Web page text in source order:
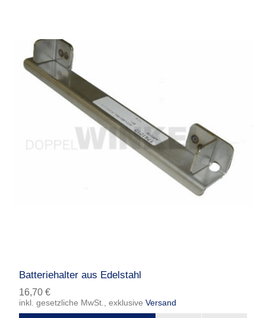
Batteriehalter aus Edelstahl
16,70 €
inkl. gesetzliche MwSt., exklusiveVersand